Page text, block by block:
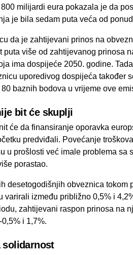
milijardi eura pokazala je da
je bila sedam puta veća od
da je zahtijevani prinos na
puta više od zahtijevanog prinosa
ima dospijeće 2050. godine.
uporedivog dospijeća također
baznih bodova u vrijeme ove
bit će skuplji
će da finansiranje oporavka
predviđali. Povećanje
u prošlosti već imale problema
porastao.
desetogodišnjih obveznica tokom
varirali između približno 0,5% i
zahtijevani raspon prinosa na
i 1,7%.
solidarnost